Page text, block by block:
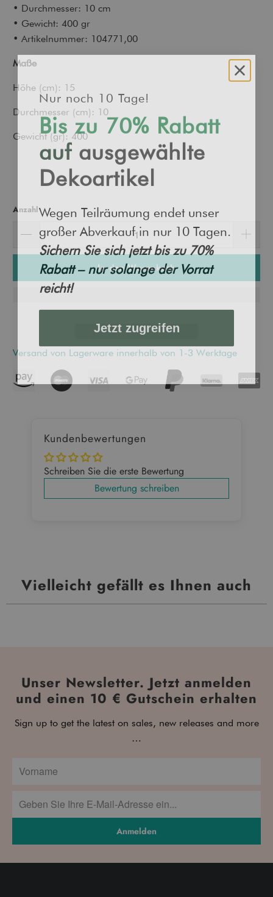
• Durchmesser: 10 cm
• Gewicht: 400 gr
• Artikelnummer: 104771,00
Maße
Höhe (cm): 15
Durchmesser (cm): 10
Gewicht (gr): 400
Anzahl
In den Warenkorb
Versand von Lagerware innerhalb von 1-3 Werktage
Kundenbewertungen
Schreiben Sie die erste Bewertung
Bewertung schreiben
Vielleicht gefällt es Ihnen auch
Unser Newsletter. Jetzt anmelden
und einen 10 € Gutschein erhalten
Sign up to get the latest on sales, new releases and more
…
Anmelden
Nur noch 10 Tage!
Bis zu 70% Rabatt
aufausgewählte
Dekoartikel
Wegen Teilräumung endet unser
großer Abverkauf in nur 10 Tagen.
Sichern Sie sich jetzt bis zu 70%
Rabatt – nur solange der Vorrat
reicht!
Jetzt zugreifen